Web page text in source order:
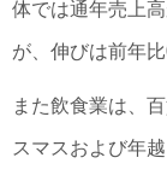
体では通年売上
が、伸びは前年
また飲食業は、
スマスおよび年